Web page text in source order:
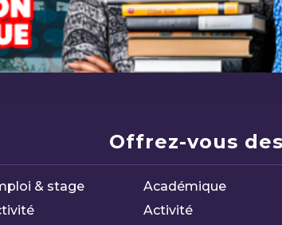
Offrez-vous
& stage
Académique
Activité